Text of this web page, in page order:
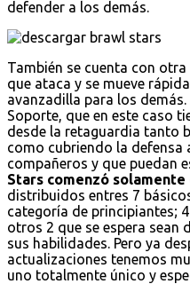
defender a los demás.
También se cuenta con otra
que ataca y se mueve
avanzadilla para los
Soporte, que en este caso
desde la retaguardia tanto
como cubriendo la defensa
compañeros y que puedan
Stars comenzó solamente
distribuidos entres 7
categoría de principiantes;
otros 2 que se espera sean
sus habilidades. Pero ya
actualizaciones tenemos
uno totalmente único y